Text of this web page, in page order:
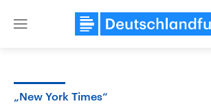
Close
„New York Times“